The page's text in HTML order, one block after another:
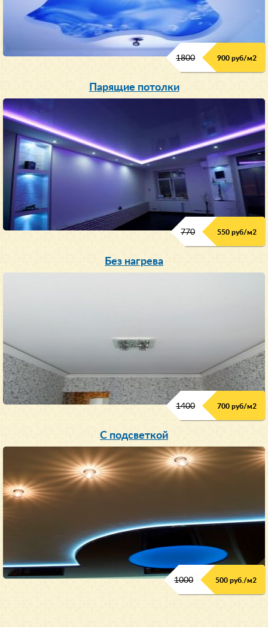
1800 900 руб/м2
Парящие потолки
770 550 руб/м2
Без нагрева
1400 700 руб/м2
С подсветкой
1000 500 руб./м2